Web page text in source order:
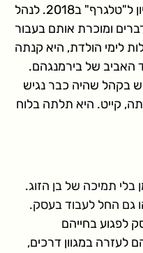
לשאלה הזו השיבה קרוליין בריאיון ל"טלגרף" ב2018. לנהל
ומוכרת אותם בעבור
לימי הולדת, היא קנתה
האביב של בירמנגהם.
בקהל שהיה כבר נגיש
קייט. היא תלתה בלוח
תמיכה של בן הזוג.
גם החל לעבוד בעסק.
לפגוע בחייהם
לעזרה במגוון דרכים,